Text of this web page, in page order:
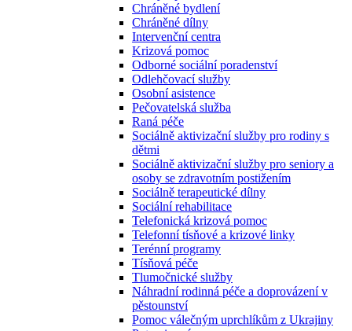
Chráněné bydlení
Chráněné dílny
Intervenční centra
Krizová pomoc
Odborné sociální poradenství
Odlehčovací služby
Osobní asistence
Pečovatelská služba
Raná péče
Sociálně aktivizační služby pro rodiny s
dětmi
Sociálně aktivizační služby pro seniory a
osoby se zdravotním postižením
Sociálně terapeutické dílny
Sociální rehabilitace
Telefonická krizová pomoc
Telefonní tísňové a krizové linky
Terénní programy
Tísňová péče
Tlumočnické služby
Náhradní rodinná péče a doprovázení v
pěstounství
Pomoc válečným uprchlíkům z Ukrajiny